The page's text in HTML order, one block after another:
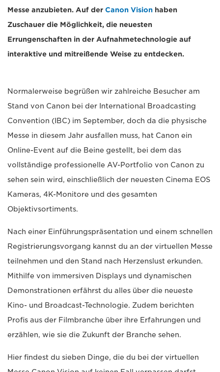
Messe anzubieten. Auf der Canon Vision haben
Zuschauer die Möglichkeit, die neuesten
Errungenschaften in der Aufnahmetechnologie auf
interaktive und mitreißende Weise zu entdecken.
Normalerweise begrüßen wir zahlreiche Besucher am
Stand von Canon bei der International Broadcasting
Convention (IBC) im September, doch da die physische
Messe in diesem Jahr ausfallen muss, hat Canon ein
Online-Event auf die Beine gestellt, bei dem das
vollständige professionelle AV-Portfolio von Canon zu
sehen sein wird, einschließlich der neuesten Cinema EOS
Kameras, 4K-Monitore und des gesamten
Objektivsortiments.
Nach einer Einführungspräsentation und einem schnellen
Registrierungsvorgang kannst du an der virtuellen Messe
teilnehmen und den Stand nach Herzenslust erkunden.
Mithilfe von immersiven Displays und dynamischen
Demonstrationen erfährst du alles über die neueste
Kino- und Broadcast-Technologie. Zudem berichten
Profis aus der Filmbranche über ihre Erfahrungen und
erzählen, wie sie die Zukunft der Branche sehen.
Hier findest du sieben Dinge, die du bei der virtuellen